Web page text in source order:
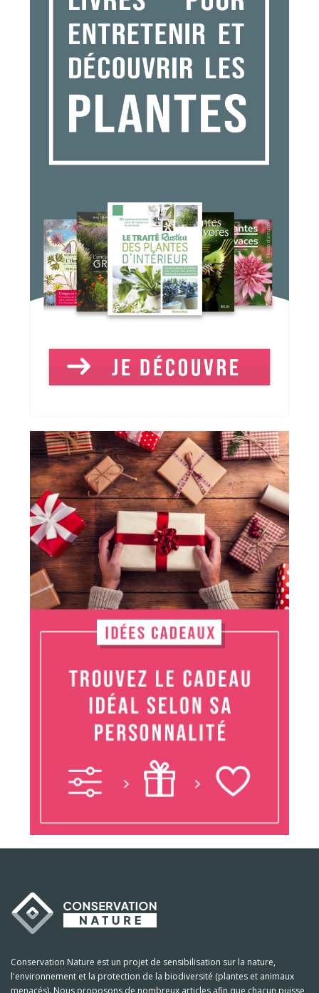
Conservation Nature est un projet de sensibilisation sur la nature,
l'environnement et la protection de la biodiversité (plantes et animaux